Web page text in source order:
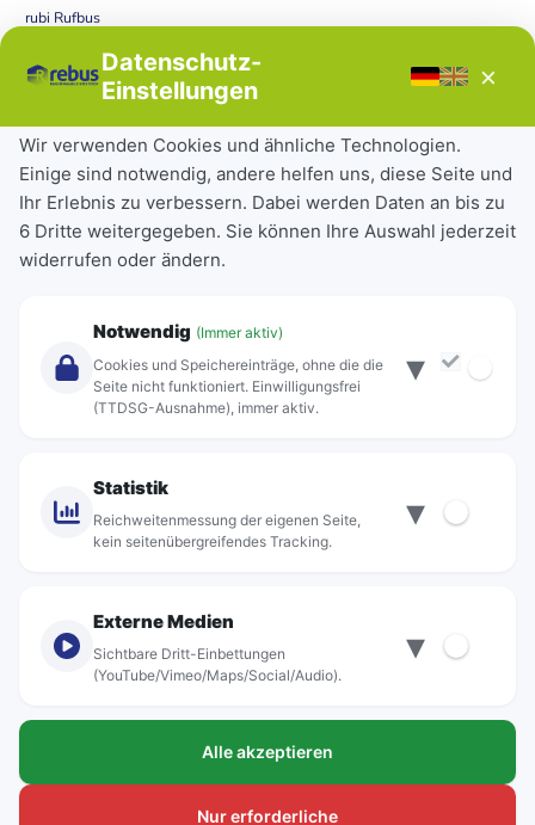
rubi Rufbus
Störungen
Tickets & Tarife
Deutschlandticket
Schülerkarte
Einzeltickets
Abonnements
Über Rebus
Standorte
© rebus Regionalbus Rostock GmbH
Datenschutz-
Einstellungen
×
Wir verwenden Cookies und ähnliche Technologien.
Einige sind notwendig, andere helfen uns, diese Seite und
Ihr Erlebnis zu verbessern. Dabei werden Daten an bis zu
6 Dritte weitergegeben. Sie können Ihre Auswahl jederzeit
widerrufen oder ändern.
Notwendig (Immer aktiv)
Cookies und Speichereinträge, ohne die die
Seite nicht funktioniert. Einwilligungsfrei
(TTDSG-Ausnahme), immer aktiv.
▾
Statistik
Reichweitenmessung der eigenen Seite,
kein seitenübergreifendes Tracking.
▾
Externe Medien
Sichtbare Dritt-Einbettungen
(YouTube/Vimeo/Maps/Social/Audio).
▾
Alle akzeptieren
Nur erforderliche